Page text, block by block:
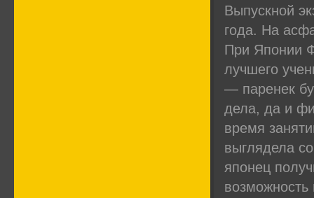
Выпускной
года. На
При Японии
лучшего
— паренек
дела, да и
время
выглядела
японец